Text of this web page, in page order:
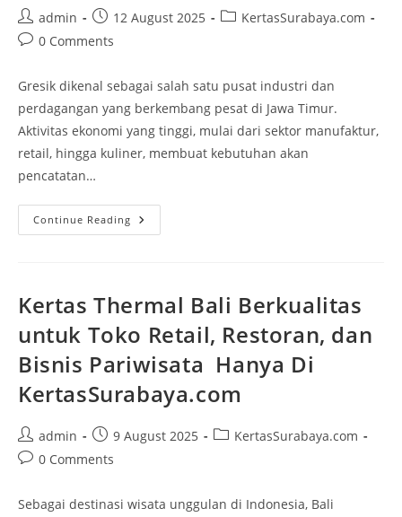
admin 12 August 2025
KertasSurabaya.com
0 Comments
Gresik dikenal sebagai salah satu pusat industri dan
perdagangan yang berkembang pesat di Jawa Timur.
Aktivitas ekonomi yang tinggi, mulai dari sektor manufaktur,
retail, hingga kuliner, membuat kebutuhan akan
pencatatan…
Continue Reading
Kertas Thermal Bali Berkualitas
untuk Toko Retail, Restoran, dan
Bisnis Pariwisata Hanya Di
KertasSurabaya.com
admin 9 August 2025
KertasSurabaya.com
0 Comments
Sebagai destinasi wisata unggulan di Indonesia, Bali